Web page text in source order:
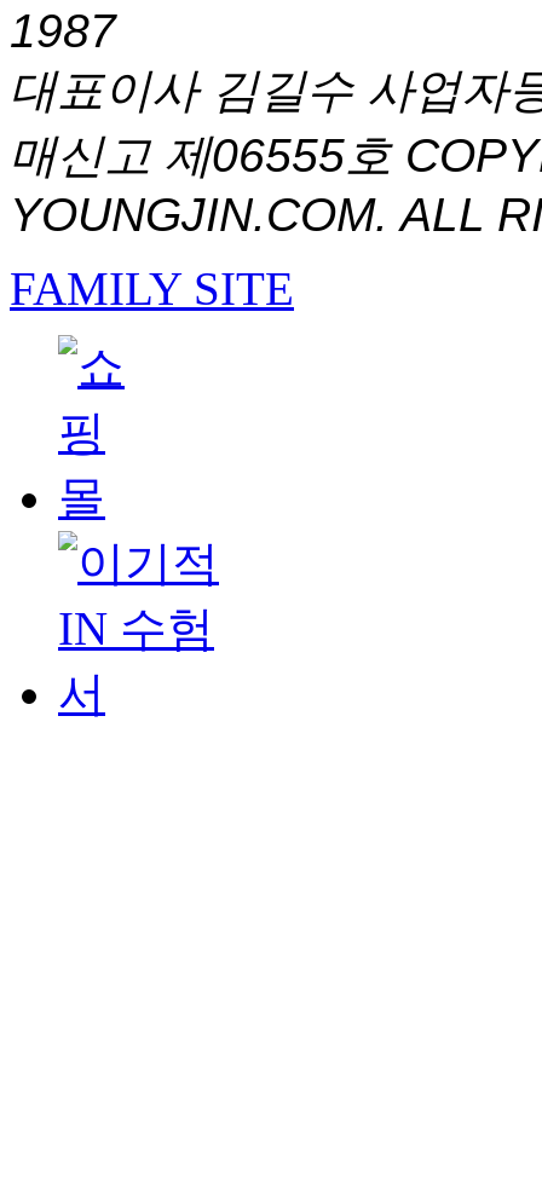
1987
대표이사 김길수 사업자
매신고 제06555호
YOUNGJIN.COM. ALL
FAMILY SITE